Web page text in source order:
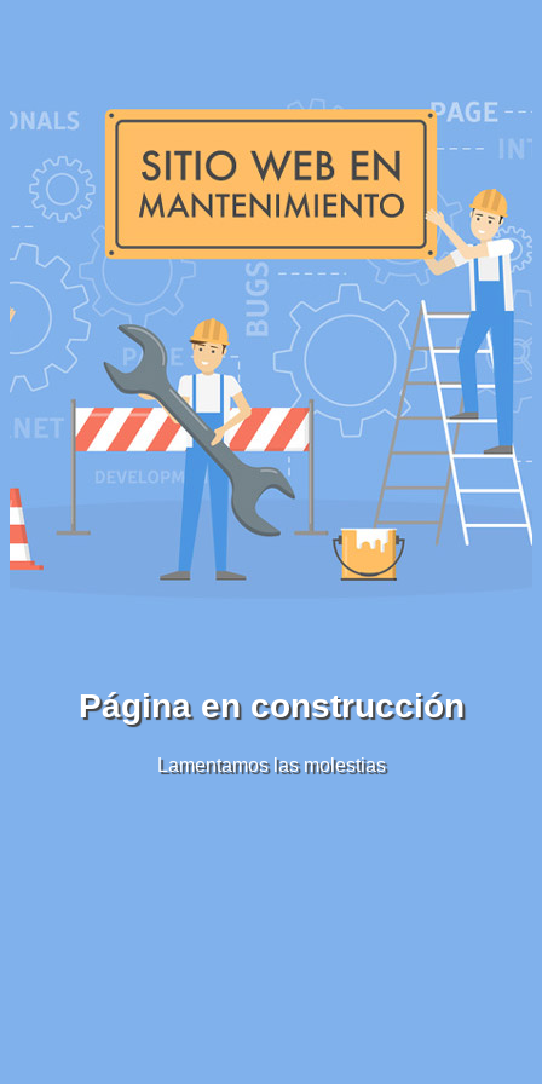
Página en construcción
Lamentamos las molestias